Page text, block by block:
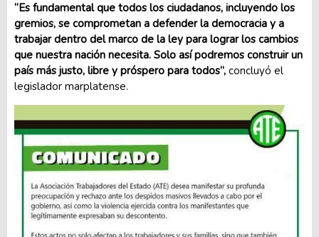
“Es fundamental que todos los ciudadanos, incluyendo los
gremios, se comprometan a defender la democracia y a
trabajar dentro del marco de la ley para lograr los cambios
que nuestra nación necesita. Solo así podremos construir un
país más justo, libre y próspero para todos”, concluyó el
legislador marplatense.